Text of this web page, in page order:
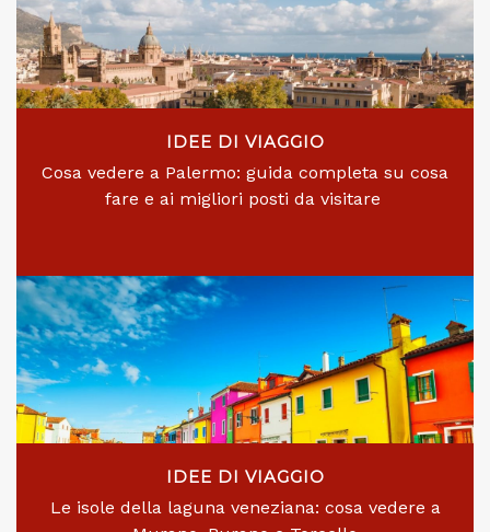
IDEE DI VIAGGIO
Cosa vedere a Palermo: guida completa su cosa
fare e ai migliori posti da visitare
IDEE DI VIAGGIO
Le isole della laguna veneziana: cosa vedere a